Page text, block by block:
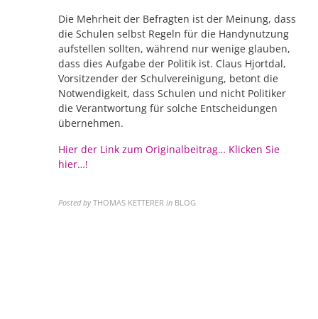
Die Mehrheit der Befragten ist der Meinung, dass
die Schulen selbst Regeln für die Handynutzung
aufstellen sollten, während nur wenige glauben,
dass dies Aufgabe der Politik ist. Claus Hjortdal,
Vorsitzender der Schulvereinigung, betont die
Notwendigkeit, dass Schulen und nicht Politiker
die Verantwortung für solche Entscheidungen
übernehmen.​
Hier der Link zum Originalbeitrag… Klicken Sie
hier…!
Posted by THOMAS KETTERER in BLOG